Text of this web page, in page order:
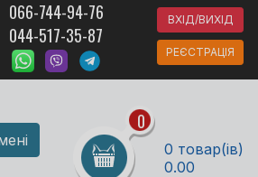
066-744-94-76
044-517-35-87
ВХІД/ВИХІД
РЕЄСТРАЦІЯ
0
0 товар(ів)
0.00